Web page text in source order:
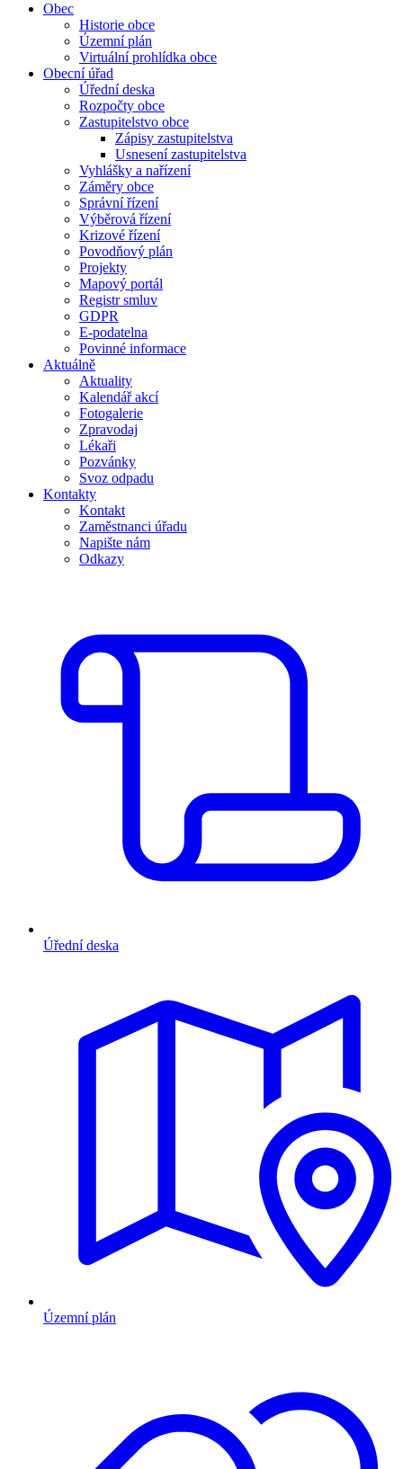
Obec
Historie obce
Územní plán
Virtuální prohlídka obce
Obecní úřad
Úřední deska
Rozpočty obce
Zastupitelstvo obce
Zápisy zastupitelstva
Usnesení zastupitelstva
Vyhlášky a nařízení
Záměry obce
Správní řízení
Výběrová řízení
Krizové řízení
Povodňový plán
Projekty
Mapový portál
Registr smluv
GDPR
E-podatelna
Povinné informace
Aktuálně
Aktuality
Kalendář akcí
Fotogalerie
Zpravodaj
Lékaři
Pozvánky
Svoz odpadu
Kontakty
Kontakt
Zaměstnanci úřadu
Napište nám
Odkazy
Úřední deska
Územní plán